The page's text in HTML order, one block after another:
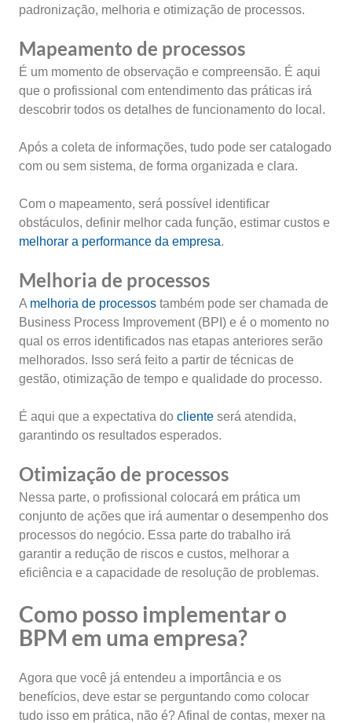
padronização, melhoria e otimização de processos.
Mapeamento de processos
É um momento de observação e compreensão. É aqui
que o profissional com entendimento das práticas irá
descobrir todos os detalhes de funcionamento do local.
Após a coleta de informações, tudo pode ser catalogado
com ou sem sistema, de forma organizada e clara.
Com o mapeamento, será possível identificar
obstáculos, definir melhor cada função, estimar custos e
melhorar a performance da empresa.
Melhoria de processos
A melhoria de processos também pode ser chamada de
Business Process Improvement (BPI) e é o momento no
qual os erros identificados nas etapas anteriores serão
melhorados. Isso será feito a partir de técnicas de
gestão, otimização de tempo e qualidade do processo.
É aqui que a expectativa do cliente será atendida,
garantindo os resultados esperados.
Otimização de processos
Nessa parte, o profissional colocará em prática um
conjunto de ações que irá aumentar o desempenho dos
processos do negócio. Essa parte do trabalho irá
garantir a redução de riscos e custos, melhorar a
eficiência e a capacidade de resolução de problemas.
Como posso implementar o
BPM em uma empresa?
Agora que você já entendeu a importância e os
benefícios, deve estar se perguntando como colocar
tudo isso em prática, não é? Afinal de contas, mexer na